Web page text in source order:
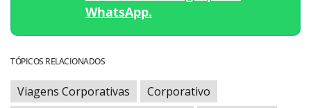
WhatsApp.
TÓPICOS RELACIONADOS
Viagens Corporativas
Corporativo